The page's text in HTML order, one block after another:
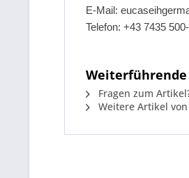
E-Mail:
Telefon: +43 7435
Weiterführende
Fragen zum
Weitere Artikel